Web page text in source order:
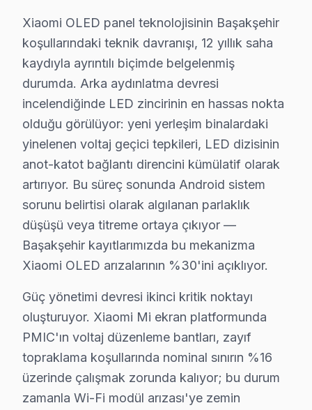
• Başakşehir'de acil durumlarda öncelikli randevu
• Başakşehir servisimizde 7/24 çağrı merkezi desteği
Gün içinde Başakşehir'da Xiaomi servis randevusu
Başakşehir Xiaomi TV Arızaları –
Xiaomi görüntüleme sistemi'nizde yaşadığınız
Xiaomi televizyon paneli'lerde en çok müdahale
• Panel ve Ekran: OLED yanması, LCD şeriti, piksel
• Elektronik Kartlar: Anakart, T-Con, güç kartı, tuner
• Arka Aydınlatma: LED bar değişimi, inverter tamiri,
• Yazılım ve Firmware: Fabrika ayarı, eMMC
• Bağlantı: HDMI/USB port arızası, Bluetooth ve Wi-
• Kapasitör ve SMD: Şişmiş kapasitör değişimi, smd
Başakşehir'de Xiaomi televizyon tamiri için ücretsiz
Başakşehir Mahalle Bazlı Xiaomi TV Servis
Başakşehir genelinde Xiaomi televizyon ünitesi
Altınşehir, Bahçeşehir 1. Kısım, Bahçeşehir 2.
Xiaomi OLED panel teknolojisinin Başakşehir
koşullarındaki teknik davranışı, 12 yıllık saha
kaydıyla ayrıntılı biçimde belgelenmiş
durumda. Arka aydınlatma devresi
incelendiğinde LED zincirinin en hassas nokta
olduğu görülüyor: yeni yerleşim binalardaki
yinelenen voltaj geçici tepkileri, LED dizisinin
anot-katot bağlantı direncini kümülatif olarak
artırıyor. Bu süreç sonunda Android sistem
sorunu belirtisi olarak algılanan parlaklık
düşüşü veya titreme ortaya çıkıyor —
Başakşehir kayıtlarımızda bu mekanizma
Xiaomi OLED arızalarının %30'ini açıklıyor.
Güç yönetimi devresi ikinci kritik noktayı
oluşturuyor. Xiaomi Mi ekran platformunda
PMIC'ın voltaj düzenleme bantları, zayıf
topraklama koşullarında nominal sınırın %16
üzerinde çalışmak zorunda kalıyor; bu durum
zamanla Wi-Fi modül arızası'ye zemin